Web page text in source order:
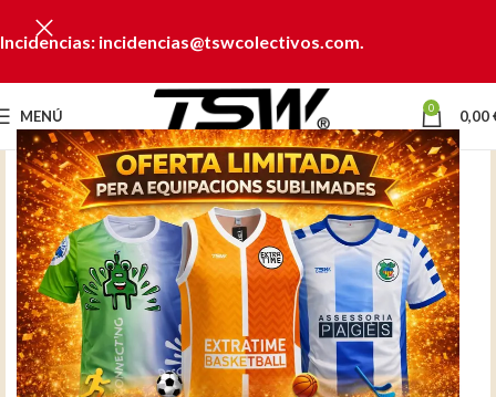
Incidencias: incidencias@tswcolectivos.com.
MENÚ 0 0,00